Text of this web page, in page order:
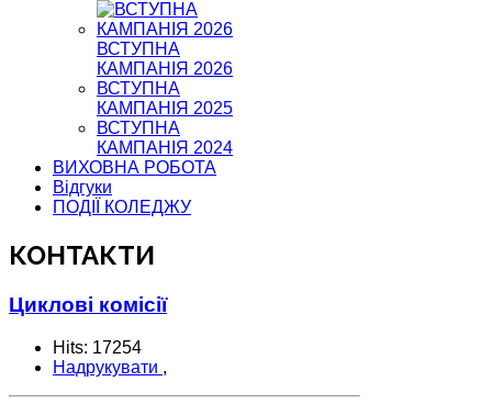
ВСТУПНА
КАМПАНІЯ 2026
ВСТУПНА
КАМПАНІЯ 2025
ВСТУПНА
КАМПАНІЯ 2024
ВИХОВНА РОБОТА
Відгуки
ПОДІЇ КОЛЕДЖУ
КОНТАКТИ
Циклові комісії
Hits: 17254
Надрукувати ,